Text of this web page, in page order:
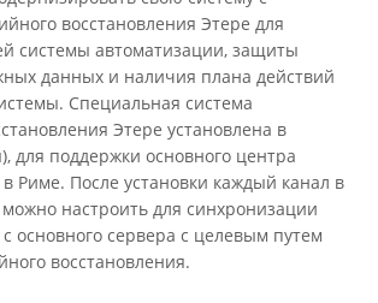
восстановления Этере для
системы автоматизации, защиты
данных и наличия плана действий
Специальная система
Этере установлена в
для поддержки основного центра
Риме. После установки каждый канал в
настроить для синхронизации
основного сервера с целевым путем
восстановления.